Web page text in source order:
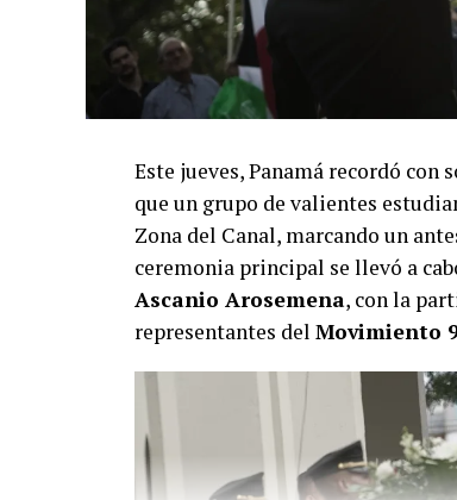
Este jueves, Panamá recordó con
que un grupo de valientes
Zona del Canal, marcando un
ceremonia principal se llevó a
Ascanio Arosemena, con la
representantes del Movimiento